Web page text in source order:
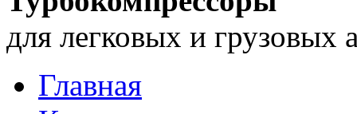
для легковых и грузовых
Главная